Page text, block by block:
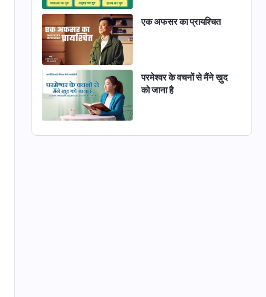
एक अफसर का प्रायश्चित
परमेश्वर के वचनों से मैंने ख़ुद
को जाना है